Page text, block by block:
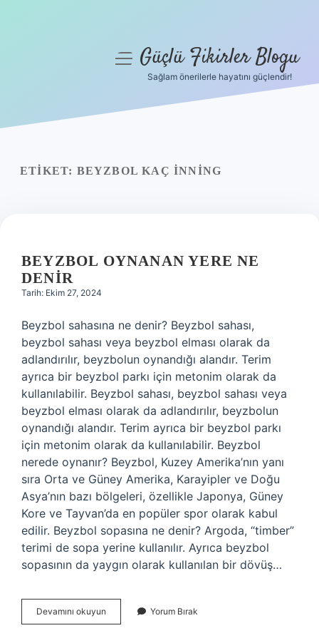
Yasal Uyarı
menüyüGüçlü Fikirler Blogu
Sağlam önerilerle hayatını güçlendir!
ETIKET: BEYZBOL KAÇ INNING
BEYZBOL OYNANAN YERE NE
DENIR
Tarih: Ekim 27, 2024
Beyzbol sahasına ne denir? Beyzbol sahası,
beyzbol sahası veya beyzbol elması olarak da
adlandırılır, beyzbolun oynandığı alandır. Terim
ayrıca bir beyzbol parkı için metonim olarak da
kullanılabilir. Beyzbol sahası, beyzbol sahası veya
beyzbol elması olarak da adlandırılır, beyzbolun
oynandığı alandır. Terim ayrıca bir beyzbol parkı
için metonim olarak da kullanılabilir. Beyzbol
nerede oynanır? Beyzbol, Kuzey Amerika’nın yanı
sıra Orta ve Güney Amerika, Karayipler ve Doğu
Asya’nın bazı bölgeleri, özellikle Japonya, Güney
Kore ve Tayvan’da en popüler spor olarak kabul
edilir. Beyzbol sopasına ne denir? Argoda, “timber”
terimi de sopa yerine kullanılır. Ayrıca beyzbol
sopasının da yaygın olarak kullanılan bir dövüş…
Devamını okuyun Beyzbol
Oynanan
Yorum Bırak